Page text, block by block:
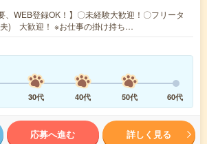
、WEB登録OK！】〇未経験大歓迎！〇フリータ
) 大歓迎！ ※お仕事の掛け持ち…
30代 40代 50代 60代
応募へ進む 詳しく見る